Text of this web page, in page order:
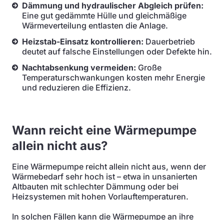
Dämmung und hydraulischer Abgleich prüfen:
Eine gut gedämmte Hülle und gleichmäßige
Wärmeverteilung entlasten die Anlage.
Heizstab-Einsatz kontrollieren: Dauerbetrieb
deutet auf falsche Einstellungen oder Defekte hin.
Nachtabsenkung vermeiden: Große
Temperaturschwankungen kosten mehr Energie
und reduzieren die Effizienz.
Wann reicht eine Wärmepumpe
allein nicht aus?
Eine Wärmepumpe reicht allein nicht aus, wenn der
Wärmebedarf sehr hoch ist – etwa in unsanierten
Altbauten mit schlechter Dämmung oder bei
Heizsystemen mit hohen Vorlauftemperaturen.
In solchen Fällen kann die Wärmepumpe an ihre